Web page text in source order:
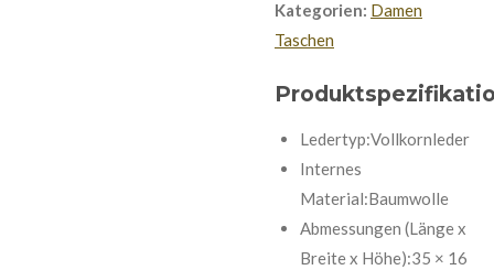
Kategorien: Damen
Taschen
Ledertyp:Vollkornleder
Internes
Material:Baumwolle
Abmessungen (Länge x
Breite x Höhe):35 × 16